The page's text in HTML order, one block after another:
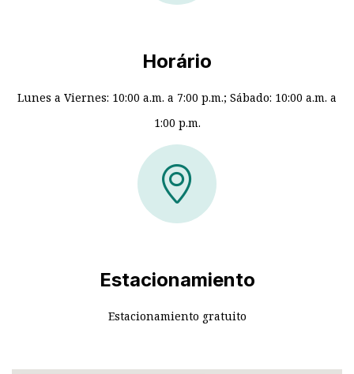
Horário
Lunes a Viernes: 10:00 a.m. a 7:00 p.m.; Sábado: 10:00 a.m. a
1:00 p.m.
Estacionamiento
Estacionamiento gratuito